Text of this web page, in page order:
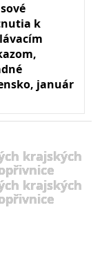
k
január
krajských
krajských